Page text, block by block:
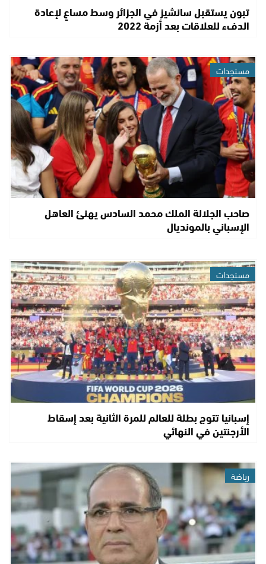
تبون يستقبل سانشيز في الجزائر وسط مساعٍ لإعادة
الدفء للعلاقات بعد أزمة 2022
مستجدات
صاحب الجلالة الملك محمد السادس يهنئ العاهل
الإسباني بالمونديال
مستجدات
إسبانيا تتوج بطلة للعالم للمرة الثانية بعد إسقاط
الأرجنتين في النهائي
رياضة